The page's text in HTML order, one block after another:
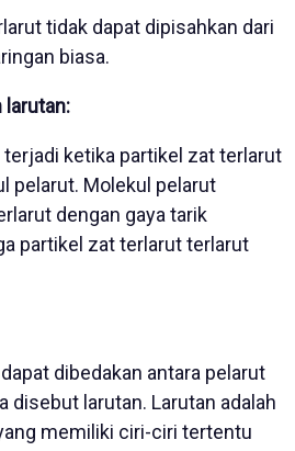
tidak dapat dipisahkan dari
biasa.
larutan:
ketika partikel zat terlarut
pelarut. Molekul pelarut
dengan gaya tarik
partikel zat terlarut terlarut
dibedakan antara pelarut
disebut larutan. Larutan adalah
memiliki ciri-ciri tertentu